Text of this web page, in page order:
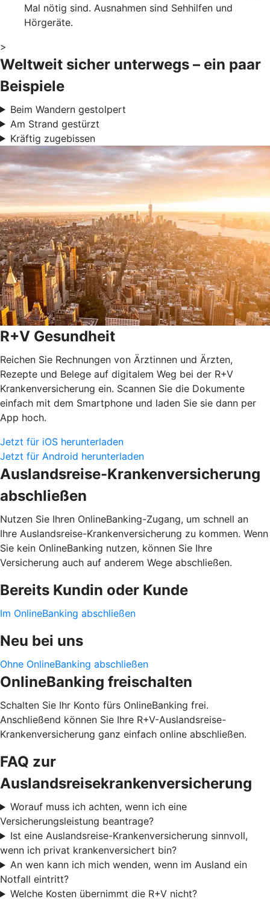
Mal nötig sind. Ausnahmen sind Sehhilfen und
Hörgeräte.
>
Weltweit sicher unterwegs – ein paar
Beispiele
Beim Wandern gestolpert
Am Strand gestürzt
Kräftig zugebissen
R+V Gesundheit
Reichen Sie Rechnungen von Ärztinnen und Ärzten,
Rezepte und Belege auf digitalem Weg bei der R+V
Krankenversicherung ein. Scannen Sie die Dokumente
einfach mit dem Smartphone und laden Sie sie dann per
App hoch.
Jetzt für iOS herunterladen
Jetzt für Android herunterladen
Auslandsreise-Krankenversicherung
abschließen
Nutzen Sie Ihren OnlineBanking-Zugang, um schnell an
Ihre Auslandsreise-Krankenversicherung zu kommen. Wenn
Sie kein OnlineBanking nutzen, können Sie Ihre
Versicherung auch auf anderem Wege abschließen.
Bereits Kundin oder Kunde
Im OnlineBanking abschließen
Neu bei uns
Ohne OnlineBanking abschließen
OnlineBanking freischalten
Schalten Sie Ihr Konto fürs OnlineBanking frei.
Anschließend können Sie Ihre R+V-Auslandsreise-
Krankenversicherung ganz einfach online abschließen.
FAQ zur
Auslandsreisekrankenversicherung
Worauf muss ich achten, wenn ich eine
Versicherungsleistung beantrage?
Ist eine Auslandsreise-Krankenversicherung sinnvoll,
wenn ich privat krankenversichert bin?
An wen kann ich mich wenden, wenn im Ausland ein
Notfall eintritt?
Welche Kosten übernimmt die R+V nicht?